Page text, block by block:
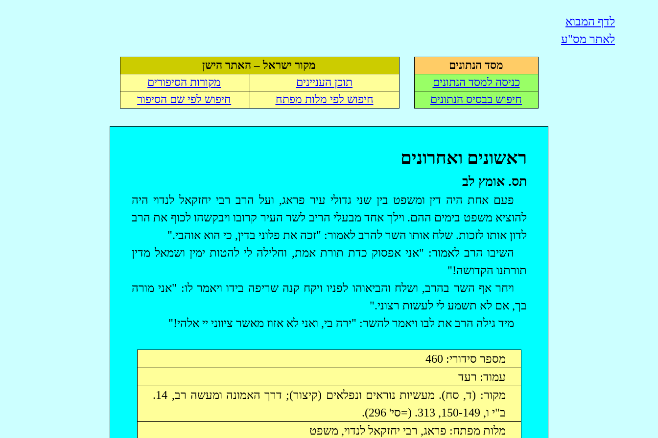
לדף המבוא
לאתר מס"ע
מסד הנתונים
מקור ישראל – האתר הישן
כניסה למסד הנתונים
תוכן העניינים
מקורות הסיפורים
חיפוש בבסיס הנתונים
חיפוש לפי מלות מפתח חיפוש לפי שם הסיפור
ראשונים ואחרונים
תס. אומץ לב
פעם אחת היה דין ומשפט בין שני גדולי עיר פראג, ועל הרב רבי יחזקאל לנדוי היה
להוציא משפט בימים ההם. וילך אחד מבעלי הריב לשר העיר קרובו ויבקשהו לכוף את הרב
לדון אותו לזכות. שלח אותו השר להרבלאמור: "זכה את פלוני בדין, כי הוא אוהבי."
השיבו הרב לאמור: "אני אפסוק כדת תורת אמת, וחלילה לי להטות ימין ושמאל מדין
תורתנו הקדושה!"
ויחראף השר בהרב, ושלח והביאוהו לפניו ויקח קנה שריפה בידו ויאמר לו: "אני מורה
בך, אם לא תשמע לי לעשות רצוני."
מיד גילה הרב את לבו ויאמר להשר: "ירה בי, ואני לא אזוז מאשר ציווני יי אלהי!"
מספר סידורי: 460
עמוד: רעד
מקור: (ד, סח). מעשיות נוראים ונפלאים (קיצור); דרך האמונה ומעשה רב, 14.
ב"י ו, 150-149, 313. (=סי' 296).
מלות מפתח: פראג, רבי יחזקאל לנדוי, משפט